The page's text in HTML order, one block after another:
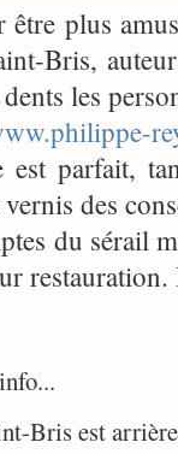
être plus
Bris,
les
est parfait,
des
du sérail
Bris est